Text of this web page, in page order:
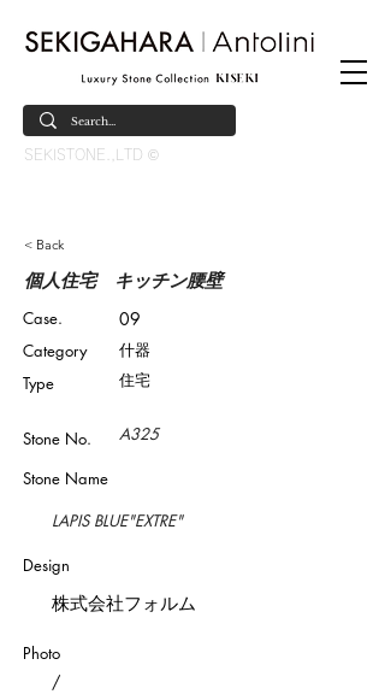
SEKISTONE.,LTD ©
< Back
個人住宅 キッチン腰壁
Case.
​Category
Type
09
什器
住宅
Stone No. A325
Stone Name
LAPIS BLUE"EXTRE"
Design
株式会社フォルム
Photo
/